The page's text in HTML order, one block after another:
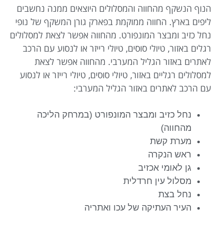
הנוף הנשקף מהחווה והמסלולים היוצאים ממנה נחשבים
ליפים בארץ. החווה ממוקמת בפארק גורן ‏המשקף של נופי
נחל כזיב ומבצר המונפורט. ‏מהחווה אפשר לצאת למסלולים
רגלים באזור, טיולי סוסים, טיולי רייזר או לנסוע עם הרכב
לאתרים באזור הגליל המערבי. ‏מהחווה אפשר לצאת
למסלולים רגליים באזור, טיולי סוסים, טיולי רייזר או לנסוע
עם הרכב לאתרים באזור הגליל המערבי:
נחל כזיב ומבצר המונפורט (במרחק הליכה
מהחווה)
מערת קשת ‏
ראש הנקרה
גן לאומי אכזיב ‏
מסלול עין חרדלית
נחל בצת
העיר העתיקה של עכו‏ ואתריה